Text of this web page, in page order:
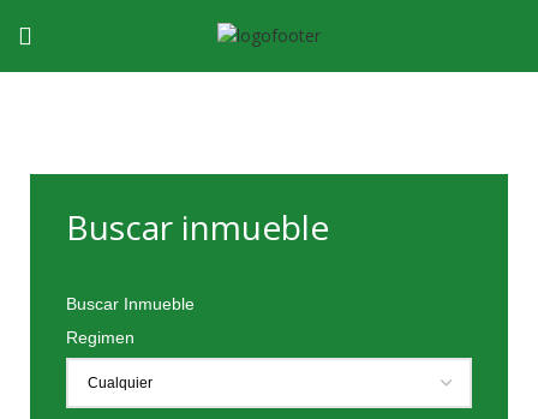
Buscar inmueble
Buscar Inmueble
Regimen